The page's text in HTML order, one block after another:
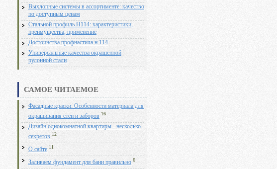
Выхлопные системы в ассортименте: качество
по доступным ценам
Стальной профиль Н114: характеристики,
преимущества, применение
Достоинства профнастила н 114
Универсальные качества окрашенной
рулонной стали
САМОЕ ЧИТАЕМОЕ
Фасадные краски: Особенности материала для
окрашивания стен и заборов 16
Дизайн однокомнатной квартиры - несколько
секретов 12
О сайте 11
Заливаем фундамент для бани правильно 6